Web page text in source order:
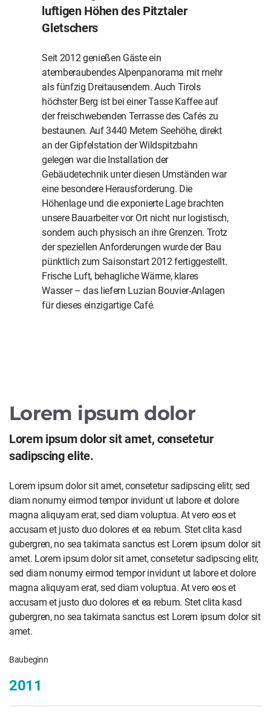
luftigen Höhen des Pitztaler
Gletschers
Seit 2012 genießen Gäste ein
atemberaubendes Alpenpanorama mit mehr
als fünfzig Dreitausendern. Auch Tirols
höchster Berg ist bei einer Tasse Kaffee auf
der freischwebenden Terrasse des Cafés zu
bestaunen. Auf 3440 Metern Seehöhe, direkt
an der Gipfelstation der Wildspitzbahn
gelegen war die Installation der
Gebäudetechnik unter diesen Umständen war
eine besondere Herausforderung. Die
Höhenlage und die exponierte Lage brachten
unsere Bauarbeiter vor Ort nicht nur logistisch,
sondern auch physisch an ihre Grenzen. Trotz
der speziellen Anforderungen wurde der Bau
pünktlich zum Saisonstart 2012 fertiggestellt.
Frische Luft, behagliche Wärme, klares
Wasser – das liefern Luzian Bouvier-Anlagen
für dieses einzigartige Café.
Lorem ipsum dolor
Lorem ipsum dolor sit amet, consetetur
sadipscing elite.
Lorem ipsum dolor sit amet, consetetur sadipscing elitr, sed
diam nonumy eirmod tempor invidunt ut labore et dolore
magna aliquyam erat, sed diam voluptua. At vero eos et
accusam et justo duo dolores et ea rebum. Stet clita kasd
gubergren, no sea takimata sanctus est Lorem ipsum dolor sit
amet. Lorem ipsum dolor sit amet, consetetur sadipscing elitr,
sed diam nonumy eirmod tempor invidunt ut labore et dolore
magna aliquyam erat, sed diam voluptua. At vero eos et
accusam et justo duo dolores et ea rebum. Stet clita kasd
gubergren, no sea takimata sanctus est Lorem ipsum dolor sit
amet.
Baubeginn
2011